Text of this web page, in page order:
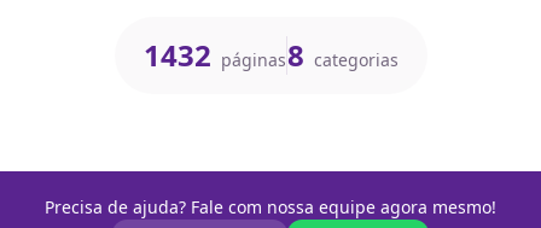
1432 páginas8 categorias
Precisa de ajuda? Fale com nossa equipe agora mesmo!